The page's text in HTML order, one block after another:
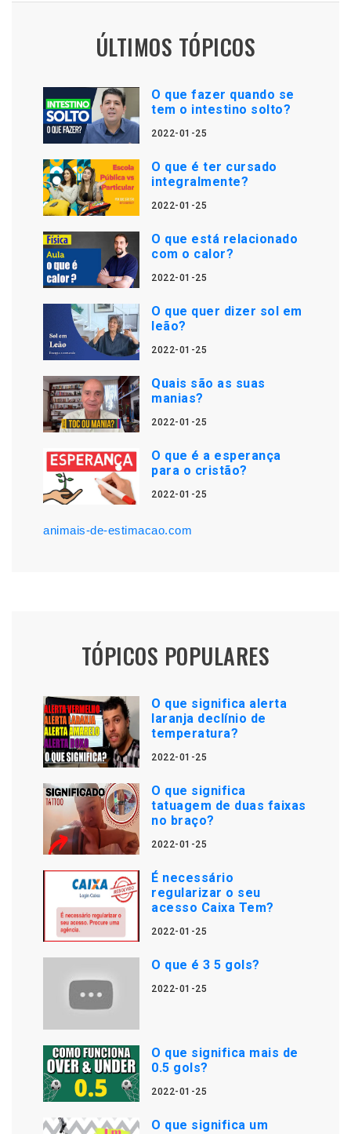
ÚLTIMOS TÓPICOS
O que fazer quando se
tem o intestino solto?
2022-01-25
O que é ter cursado
integralmente?
2022-01-25
O que está relacionado
com o calor?
2022-01-25
O que quer dizer sol em
leão?
2022-01-25
Quais são as suas
manias?
2022-01-25
O que é a esperança
para o cristão?
2022-01-25
animais-de-estimacao.com
TÓPICOS POPULARES
O que significa alerta
laranja declínio de
temperatura?
2022-01-25
O que significa
tatuagem de duas faixas
no braço?
2022-01-25
É necessário
regularizar o seu
acesso Caixa Tem?
2022-01-25
O que é 3 5 gols?
2022-01-25
O que significa mais de
0.5 gols?
2022-01-25
O que significa um